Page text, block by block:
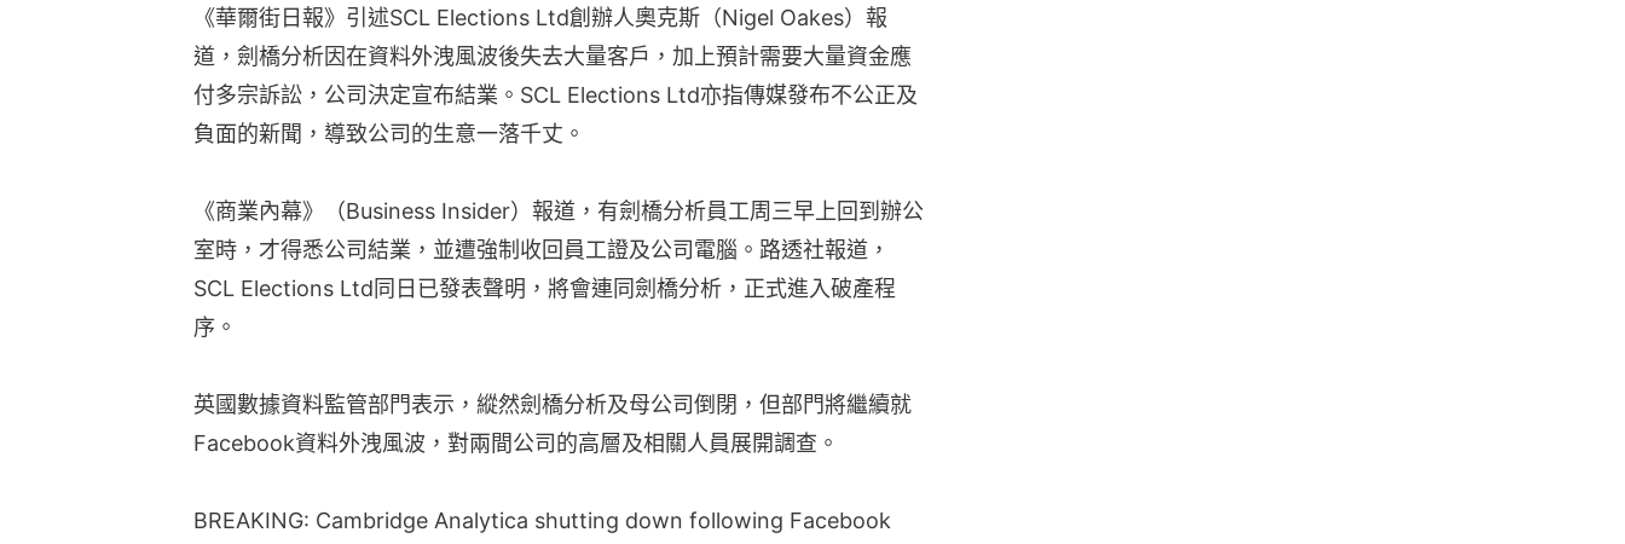
《華爾街日報》引述SCL Elections Ltd創辦人奧克斯（Nigel Oakes）報
道，劍橋分析因在資料外洩風波後失去大量客戶，加上預計需要大量資金應
付多宗訴訟，公司決定宣布結業。SCL Elections Ltd亦指傳媒發布不公正及
負面的新聞，導致公司的生意一落千丈。
《商業內幕》（Business Insider）報道，有劍橋分析員工周三早上回到辦公
室時，才得悉公司結業，並遭強制收回員工證及公司電腦。路透社報道，
SCL Elections Ltd同日已發表聲明，將會連同劍橋分析，正式進入破產程
序。
英國數據資料監管部門表示，縱然劍橋分析及母公司倒閉，但部門將繼續就
Facebook資料外洩風波，對兩間公司的高層及相關人員展開調查。
BREAKING: Cambridge Analytica shutting down following Facebook